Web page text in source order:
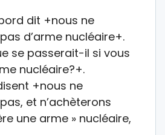
dit +nous ne
d’arme nucléaire+.
se passerait-il si vous
nucléaire?+.
+nous ne
et n’achèterons
une arme » nucléaire,